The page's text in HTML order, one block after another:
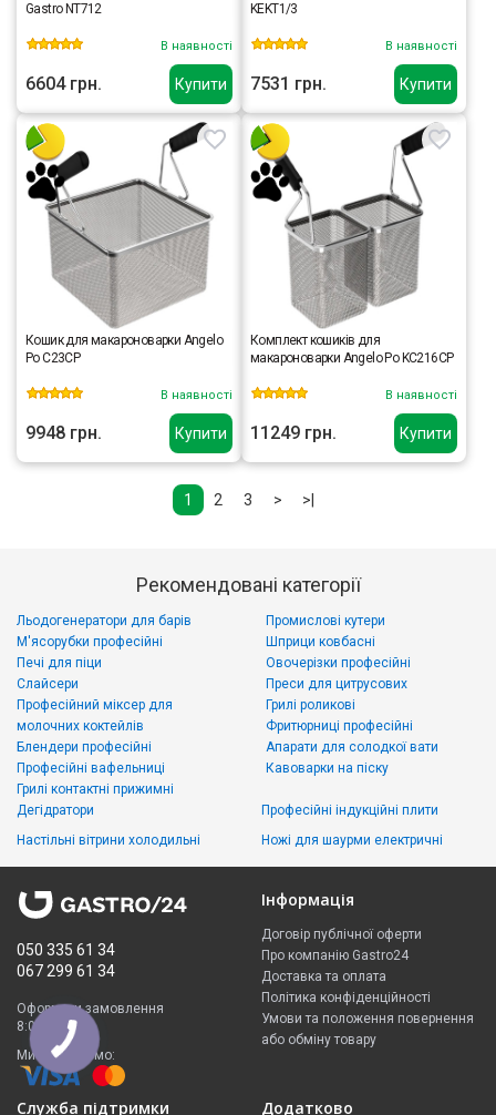
Купити
Gastro NT712
В наявності
6604 грн. Купити
KEKT1/3
В наявності
7531 грн.
Купити
Кошик для макароноварки Angelo
Po C23CP
В наявності
9948 грн. Купити
Комплект кошиків для
макароноварки Angelo Po KC216CP
В наявності
11249 грн.
1 2 3 > >|
Рекомендовані категорії
Льодогенератори для барів
М'ясорубки професійні
Печі для піци
Слайсери
Промислові кутери
Шприци ковбасні
Овочерізки професійні
Преси для цитрусових
Професійний міксер для
молочних коктейлів
Блендери професійні
Професійні вафельниці
Грилі контактні прижимні
Грилі роликові
Фритюрниці професійні
Апарати для солодкої вати
Кавоварки на піску
Дегідратори
Настільні вітрини холодильні
Професійні індукційні плити
Ножі для шаурми електричні
050 335 61 34
067 299 61 34
Оформити замовлення
8:00 - 23:00
Ми приймаємо:
Інформація
Договір публічної оферти
Про компанію Gastro24
Доставка та оплата
Політика конфіденційності
Умови та положення повернення
або обміну товару
Служба підтримки Додатково